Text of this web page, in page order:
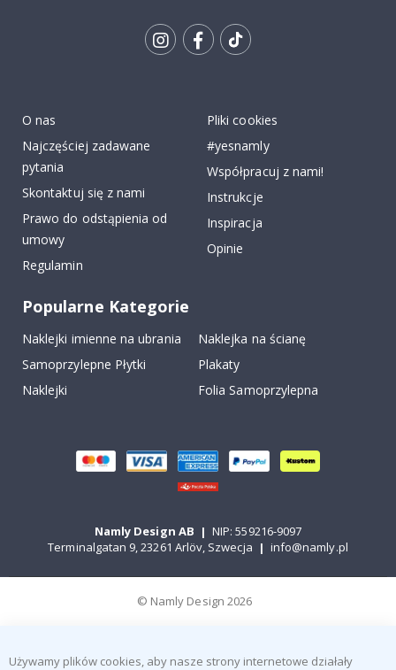
O nas
Najczęściej zadawane
pytania
Skontaktuj się z nami
Prawo do odstąpienia od
umowy
Regulamin
Pliki cookies
#yesnamly
Współpracuj z nami!
Instrukcje
Inspiracja
Opinie
Popularne Kategorie
Naklejki imienne na ubrania
Naklejka na ścianę
Samoprzylepne Płytki
Plakaty
Naklejki
Folia Samoprzylepna
Namly Design AB | NIP: 559216-9097
Terminalgatan 9, 23261 Arlöv, Szwecja | info@namly.pl
© Namly Design 2026
Używamy plików cookies, aby nasze strony internetowe działały